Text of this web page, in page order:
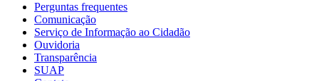
Perguntas frequentes
Comunicação
Serviço de Informação ao Cidadão
Ouvidoria
Transparência
SUAP